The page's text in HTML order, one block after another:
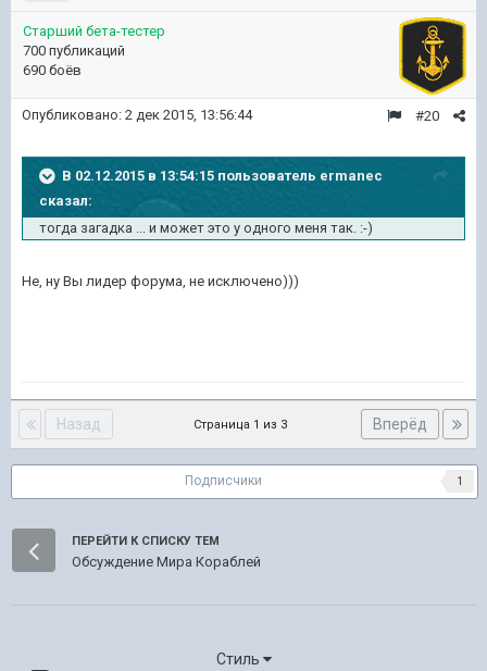
Старший бета-тестер
700 публикаций
690 боёв
#20
Опубликовано: 2 дек 2015, 13:56:44
В 02.12.2015 в 13:54:15 пользователь ermanec
сказал:
тогда загадка ... и может это у одного меня так. :-)
Не, ну Вы лидер форума, не исключено)))
Назад Вперёд
Страница 1 из 3
Подписчики 1
ПЕРЕЙТИ К СПИСКУ ТЕМ
Обсуждение Мира Кораблей
Стиль